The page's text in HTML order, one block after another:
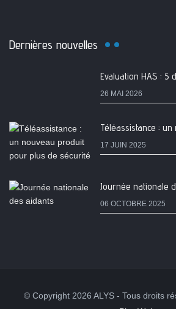
Dernières nouvelles
26 MAI 2026
17 JUIN 2025
Journée nationale
06 OCTOBRE 2025
© Copyright 2026 ALYS - Tous droits